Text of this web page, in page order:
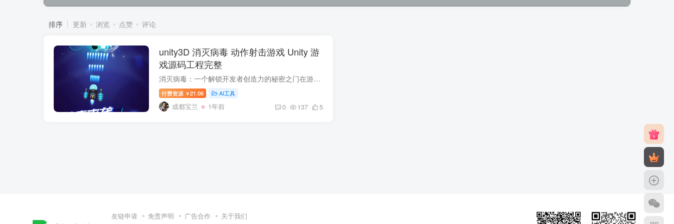
排序 更新 浏览 点赞 评论
unity3D 消灭病毒 动作射击游戏 Unity 游
戏源码工程完整
消灭病毒：一个解锁开发者创造力的秘密之门在游戏开发领域，技术能力往往被看作是实现创意的唯一解。然而，一个隐藏在技术背后的秘密武器——完整的游戏源码——却为无数开发者打开了新的可能之...
付费资源 ￥21.06 AI工具
成都宝兰 1年前 0 137 5
友链申请 免责声明 广告合作 关于我们